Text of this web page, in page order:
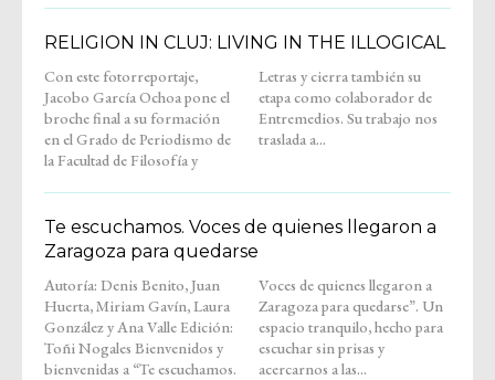
RELIGION IN CLUJ: LIVING IN THE ILLOGICAL
Con este fotorreportaje,
Jacobo García Ochoa pone el
broche final a su formación
en el Grado de Periodismo de
la Facultad de Filosofía y
Letras y cierra también su
etapa como colaborador de
Entremedios. Su trabajo nos
traslada a...
Te escuchamos. Voces de quienes llegaron a
Zaragoza para quedarse
Autoría: Denis Benito, Juan
Huerta, Miriam Gavín, Laura
González y Ana Valle Edición:
Toñi Nogales Bienvenidos y
bienvenidas a “Te escuchamos.
Voces de quienes llegaron a
Zaragoza para quedarse”. Un
espacio tranquilo, hecho para
escuchar sin prisas y
acercarnos a las...